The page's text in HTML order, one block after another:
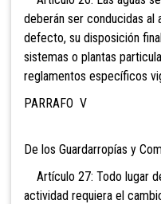
deberán ser conducidas al
defecto, su disposición
sistemas o plantas
reglamentos específicos
PARRAFO V
De los Guardarropías y
Artículo 27: Todo lugar
actividad requiera el